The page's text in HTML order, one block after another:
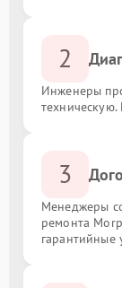
2
Инженеры
3
Менеджеры
ремонта
гарантийные